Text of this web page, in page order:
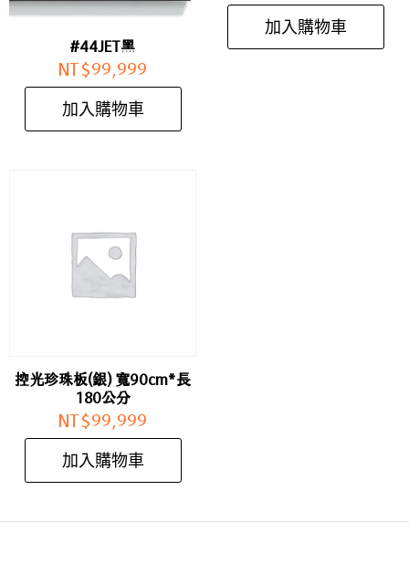
#44JET黑
NT$99,999
加入購物車
加入購物車
控光珍珠板(銀) 寬90cm*長
180公分
NT$99,999
加入購物車